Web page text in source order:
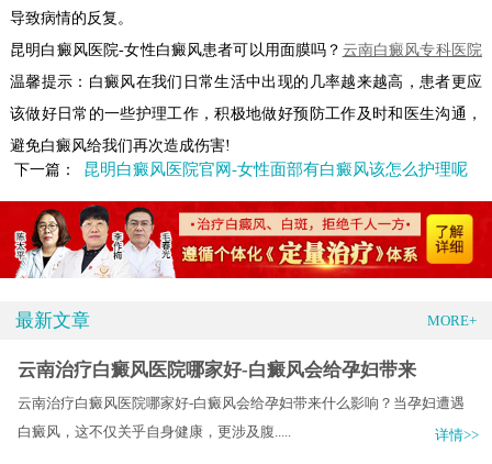
导致病情的反复。
昆明白癜风医院-女性白癜风患者可以用面膜吗？ 云南白癜风专科医院
温馨提示：白癜风在我们日常生活中出现的几率越来越高，患者更应
该做好日常的一些护理工作，积极地做好预防工作及时和医生沟通，
避免白癜风给我们再次造成伤害!
下一篇：
昆明白癜风医院官网-女性面部有白癜风该怎么护理呢
最新文章 MORE+
云南治疗白癜风医院哪家好-白癜风会给孕妇带来
云南治疗白癜风医院哪家好-白癜风会给孕妇带来什么影响？当孕妇遭遇
白癜风，这不仅关乎自身健康，更涉及腹.....
详情>>